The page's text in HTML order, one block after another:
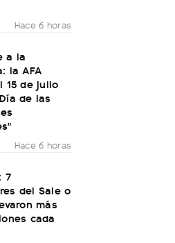
Hace 6 horas
a la
la AFA
15 de julio
de las
Hace 6 horas
7
del Sale o
más
cada